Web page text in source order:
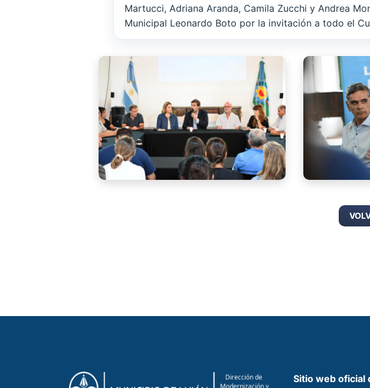
Martucci, Adriana Aranda, Camila Zucchi y Andrea
Municipal Leonardo Boto por la invitación a todo el
Sitio web oficial